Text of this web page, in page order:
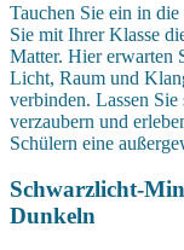
Tauchen Sie ein in
Sie mit Ihrer Klasse
Matter. Hier erwarten
Licht, Raum und
verbinden. Lassen
verzaubern und
Schülern eine
Schwarzlicht-
Dunkeln